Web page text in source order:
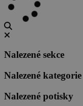
Nalezené sekce
Nalezené kategorie
Nalezené potisky